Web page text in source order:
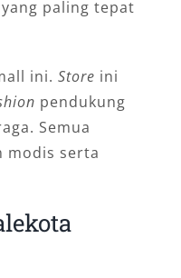
yang paling tepat
ini. Store ini
pendukung
Semua
modis serta